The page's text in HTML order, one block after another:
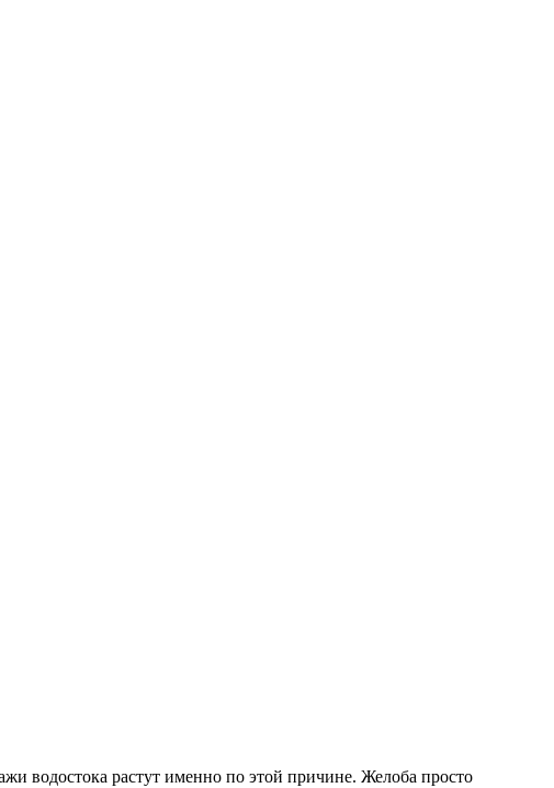
водостока растут именно по этой причине. Желоба просто